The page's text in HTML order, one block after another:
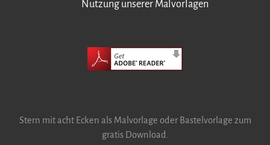
Nutzung unserer Malvorlagen
Stern mit acht Ecken als Malvorlage oder Bastelvorlage zum
gratis Download.